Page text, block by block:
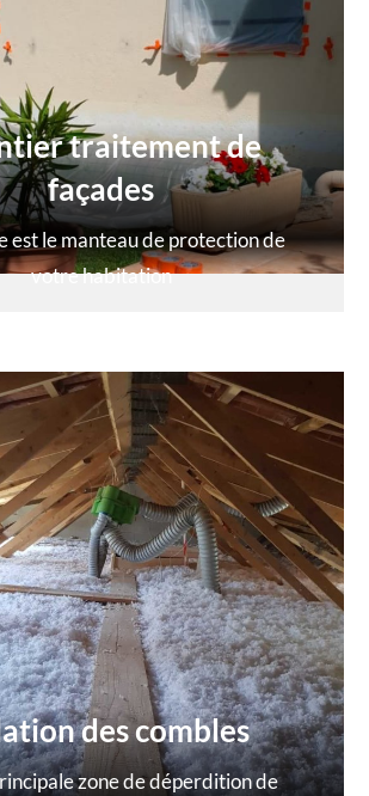
traitement de
façades
est le manteau de protection de
votre habitation
des combles
zone de déperdition de